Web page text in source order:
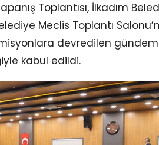
Toplantısı, İlkadım
Meclis Toplantı
devredilen
kabul edildi.